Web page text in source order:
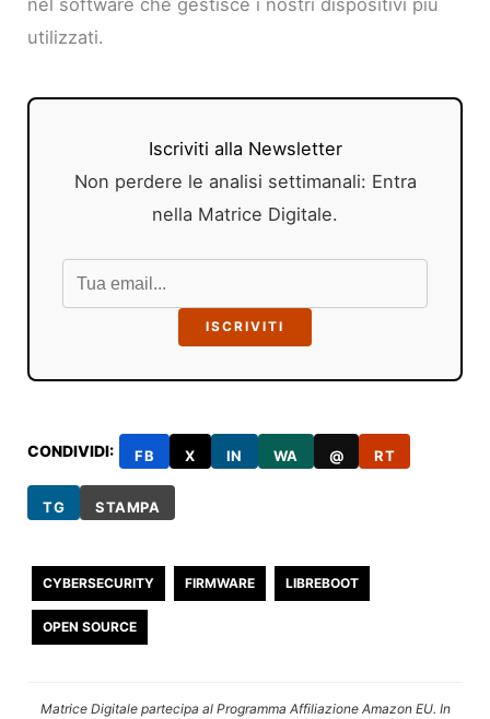
utilizzati.
Iscriviti alla Newsletter
Non perdere le analisi settimanali: Entra
nella Matrice Digitale.
ISCRIVITI
CONDIVIDI: FB X IN WA @ RT
TG STAMPA
CYBERSECURITY FIRMWARE LIBREBOOT
OPEN SOURCE
Matrice Digitale partecipa al Programma Affiliazione Amazon EU. In